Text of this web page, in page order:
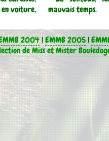
en voiture,
mauvais temps.
2004|EMMB 2005|
de Miss et Mister